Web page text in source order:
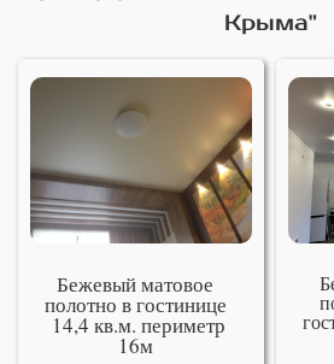
Крыма"
Бежевый матовое
полотно в гостинице
14,4 кв.м. периметр
16м